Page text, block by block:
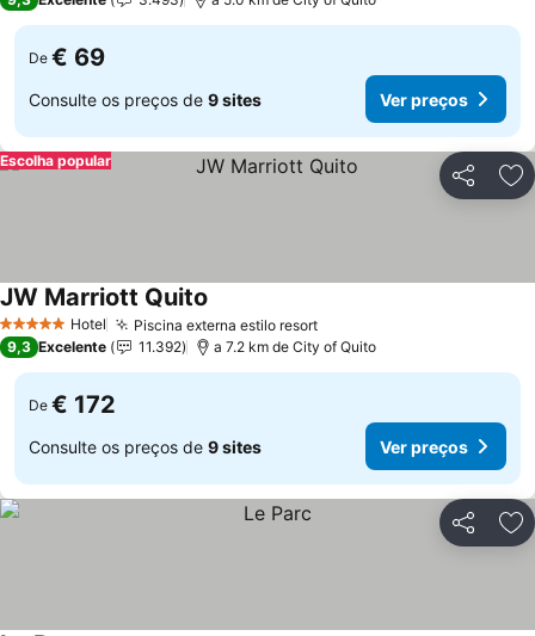
De € 69
Consulte os preços de 9 sites Ver preços
Partilhar
Escolha popular
5 Estrelas Hotel Piscina externa estilo resortVer preços
JW Marriott Quito
9,3 Excelente 11.392 a 7.2 km de City of Quito
De € 172
Consulte os preços de 9 sites Ver preços
Partilhar